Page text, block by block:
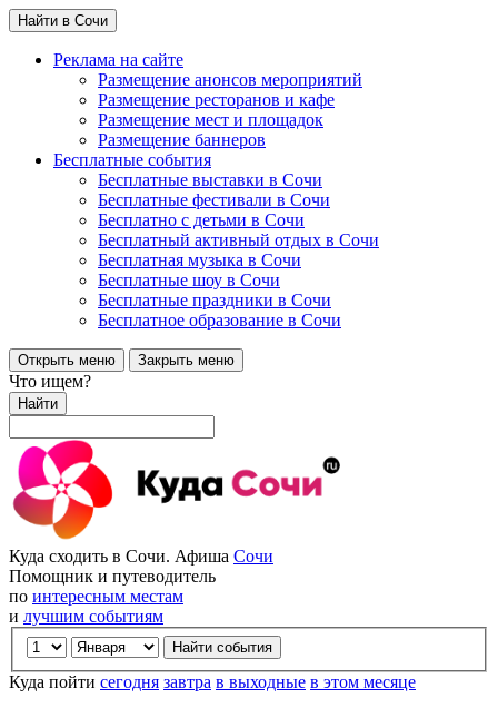
Найти в Сочи
Реклама на сайте
Размещение анонсов мероприятий
Размещение ресторанов и кафе
Размещение мест и площадок
Размещение баннеров
Бесплатные события
Бесплатные выставки в Сочи
Бесплатные фестивали в Сочи
Бесплатно с детьми в Сочи
Бесплатный активный отдых в Сочи
Бесплатная музыка в Сочи
Бесплатные шоу в Сочи
Бесплатные праздники в Сочи
Бесплатное образование в Сочи
Открыть меню Закрыть меню
Что ищем?
Найти
Куда сходить в Сочи. Афиша Сочи
Помощник и путеводитель
по интересным местам
и лучшим событиям
Куда пойти сегодня завтра в выходные в этом месяце